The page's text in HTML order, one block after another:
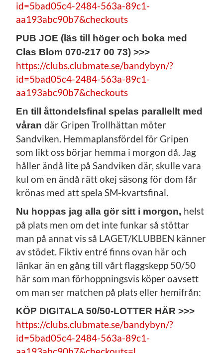
id=5bad05c4-2484-563a-89c1-
aa193abc90b7&checkouts
PUB JOE (läs till höger och boka med
Clas Blom 070-217 00 73) >>>
https://clubs.clubmate.se/bandybyn/?
id=5bad05c4-2484-563a-89c1-
aa193abc90b7&checkouts
En till åttondelsfinal spelas parallellt med
våran där Gripen Trollhättan möter
Sandviken. Hemmaplansfördel för Gripen
som likt oss börjar hemma i morgon då. Jag
håller ändå lite på Sandviken där, skulle vara
kul om en ändå rätt okej säsong för dom får
krönas med att spela SM-kvartsfinal.
Nu hoppas jag alla gör sitt i morgon, helst
på plats men om det inte funkar så stöttar
man på annat vis så LAGET/KLUBBEN känner
av stödet. Fiktiv entré finns ovan här och
länkar än en gång till vårt flaggskepp 50/50
här som man förhoppningsvis köper oavsett
om man ser matchen på plats eller hemifrån:
KÖP DIGITALA 50/50-LOTTER HÄR >>>
https://clubs.clubmate.se/bandybyn/?
id=5bad05c4-2484-563a-89c1-